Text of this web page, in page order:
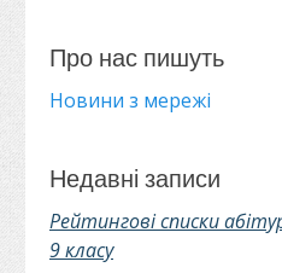
Про нас пишуть
Новини з мережі
Недавні записи
Рейтингові списки
9 класу